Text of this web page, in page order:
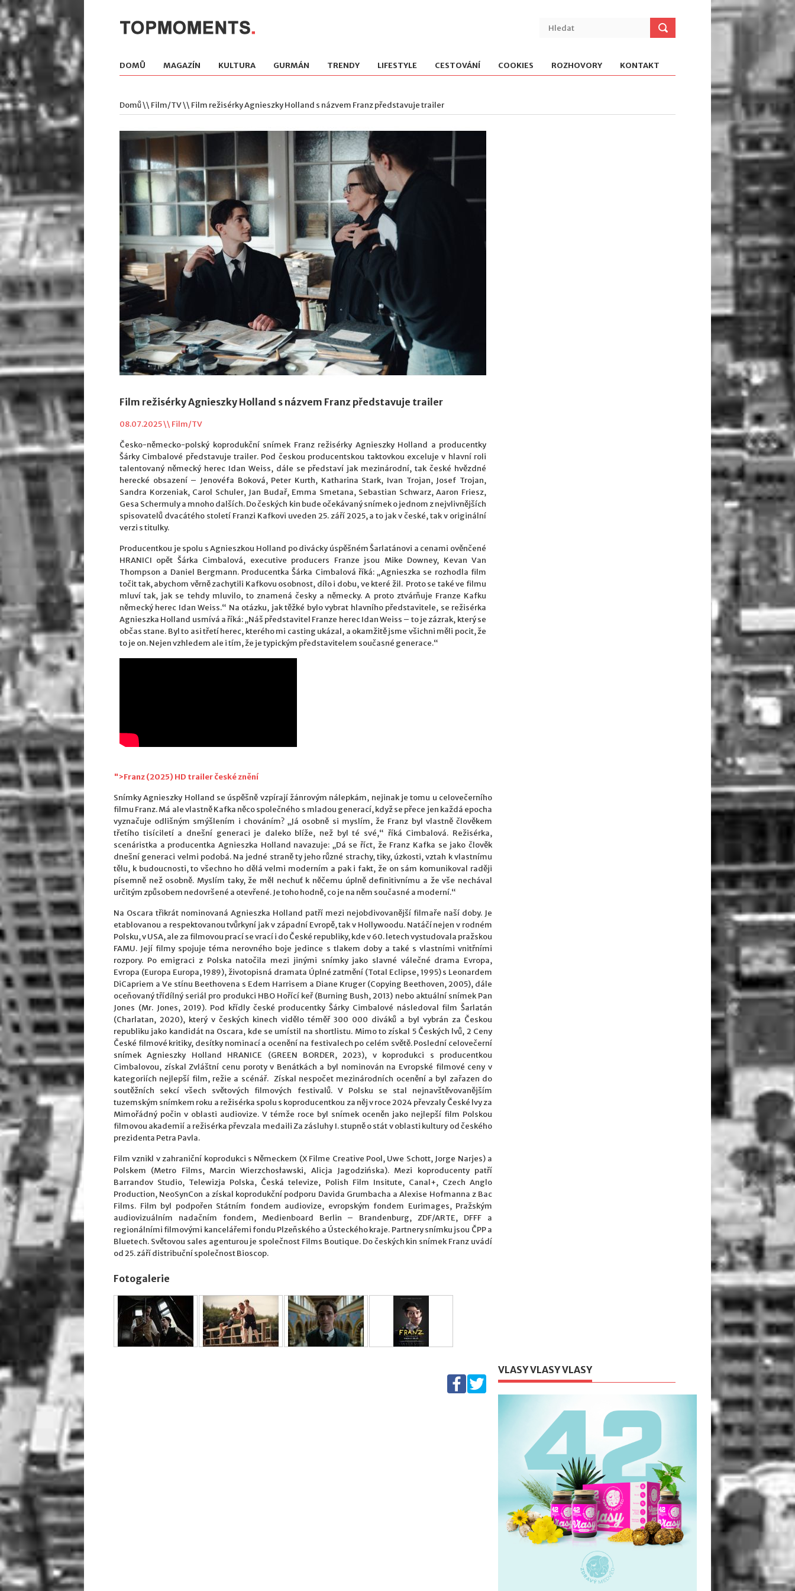
DOMŮ MAGAZÍN KULTURA GURMÁN TRENDY LIFESTYLE CESTOVÁNÍ COOKIES ROZHOVORY KONTAKT
Domů\\ Film/TV\\ Film režisérky Agnieszky Holland s názvem Franz představuje trailer
Film režisérky Agnieszky Holland s názvem Franz představuje trailer
08.07.2025 \\ Film/TV
Česko-německo-polský koprodukční snímek Franz režisérky Agnieszky Holland a producentky
Šárky Cimbalové představuje trailer. Pod českou producentskou taktovkou exceluje v hlavní roli
talentovaný německý herec Idan Weiss, dále se představí jak mezinárodní, tak české hvězdné
herecké obsazení – Jenovéfa Boková, Peter Kurth, Katharina Stark, Ivan Trojan, Josef Trojan,
Sandra Korzeniak, Carol Schuler, Jan Budař, Emma Smetana, Sebastian Schwarz, Aaron Friesz,
Gesa Schermuly a mnoho dalších. Do českých kin bude očekávaný snímek o jednom z nejvlivnějších
spisovatelů dvacátého století Franzi Kafkovi uveden 25. září 2025, a to jak v české, tak v originální
verzi s titulky.
Producentkou je spolu s Agnieszkou Holland po divácky úspěšném Šarlatánovi a cenami ověnčené
HRANICI opět Šárka Cimbalová, executive producers Franze jsou Mike Downey, Kevan Van
Thompson a Daniel Bergmann. Producentka Šárka Cimbalová říká: „Agnieszka se rozhodla film
točit tak, abychom věrně zachytili Kafkovu osobnost, dílo i dobu, ve které žil. Proto se také ve filmu
mluví tak, jak se tehdy mluvilo, to znamená česky a německy. A proto ztvárňuje Franze Kafku
německý herec Idan Weiss.“ Na otázku, jak těžké bylo vybrat hlavního představitele, se režisérka
Agnieszka Holland usmívá a říká: „Náš představitel Franze herec Idan Weiss – to je zázrak, který se
občas stane. Byl to asi třetí herec, kterého mi casting ukázal, a okamžitě jsme všichni měli pocit, že
to je on. Nejen vzhledem ale i tím, že je typickým představitelem současné generace.“
">Franz (2025) HD trailer české znění
Snímky Agnieszky Holland se úspěšně vzpírají žánrovým nálepkám, nejinak je tomu u celovečerního
filmu Franz. Má ale vlastně Kafka něco společného s mladou generací, když se přece jen každá epocha
vyznačuje odlišným smýšlením i chováním? „Já osobně si myslím, že Franz byl vlastně člověkem
třetího tisíciletí a dnešní generaci je daleko blíže, než byl té své,“ říká Cimbalová. Režisérka,
scenáristka a producentka Agnieszka Holland navazuje: „Dá se říct, že Franz Kafka se jako člověk
dnešní generaci velmi podobá. Na jedné straně ty jeho různé strachy, tiky, úzkosti, vztah k vlastnímu
tělu, k budoucnosti, to všechno ho dělá velmi moderním a pak i fakt, že on sám komunikoval raději
písemně než osobně. Myslím taky, že měl nechuť k něčemu úplně definitivnímu a že vše nechával
určitým způsobem nedovršené a otevřené. Je toho hodně, co je na něm současné a moderní.“
Na Oscara třikrát nominovaná Agnieszka Holland patří mezi nejobdivovanější filmaře naší doby. Je
etablovanou a respektovanou tvůrkyní jak v západní Evropě, tak v Hollywoodu. Natáčí nejen v rodném
Polsku, v USA, ale za filmovou prací se vrací i do České republiky, kde v 60. letech vystudovala pražskou
FAMU. Její filmy spojuje téma nerovného boje jedince s tlakem doby a také s vlastními vnitřními
rozpory. Po emigraci z Polska natočila mezi jinými snímky jako slavné válečné drama Evropa,
Evropa (Europa Europa, 1989), životopisná dramata Úplné zatmění (Total Eclipse, 1995) s Leonardem
DiCapriem a Ve stínu Beethovena s Edem Harrisem a Diane Kruger (Copying Beethoven, 2005), dále
oceňovaný třídílný seriál pro produkci HBO Hořící keř (Burning Bush, 2013) nebo aktuální snímek Pan
Jones (Mr. Jones, 2019). Pod křídly české producentky Šárky Cimbalové následoval film Šarlatán
(Charlatan, 2020), který v českých kinech vidělo téměř 300 000 diváků a byl vybrán za Českou
republiku jako kandidát na Oscara, kde se umístil na shortlistu. Mimo to získal 5 Českých lvů, 2 Ceny
České filmové kritiky, desítky nominací a ocenění na festivalech po celém světě. Poslední celovečerní
snímek Agnieszky Holland HRANICE (GREEN BORDER, 2023), v koprodukci s producentkou
Cimbalovou, získal Zvláštní cenu poroty v Benátkách a byl nominován na Evropské filmové ceny v
kategoriích nejlepší film, režie a scénář. Získal nespočet mezinárodních ocenění a byl zařazen do
soutěžních sekcí všech světových filmových festivalů. V Polsku se stal nejnavštěvovanějším
tuzemským snímkem roku a režisérka spolu s koproducentkou za něj v roce 2024 převzaly České lvy za
Mimořádný počin v oblasti audiovize. V témže roce byl snímek oceněn jako nejlepší film Polskou
filmovou akademií a režisérka převzala medaili Za zásluhy I. stupně o stát v oblasti kultury od českého
prezidenta Petra Pavla.
Film vznikl v zahraniční koprodukci s Německem (X Filme Creative Pool, Uwe Schott, Jorge Narjes) a
Polskem (Metro Films, Marcin Wierzchosławski, Alicja Jagodzińska). Mezi koproducenty patří
Barrandov Studio, Telewizja Polska, Česká televize, Polish Film Insitute, Canal+, Czech Anglo
Production, NeoSynCon a získal koprodukční podporu Davida Grumbacha a Alexise Hofmanna z Bac
Films. Film byl podpořen Státním fondem audiovize, evropským fondem Eurimages, Pražským
audiovizuálním nadačním fondem, Medienboard Berlin – Brandenburg, ZDF/ARTE, DFFF a
regionálními filmovými kancelářemi fondu Plzeňského a Ústeckého kraje. Partnery snímku jsou ČPP a
Bluetech. Světovou sales agenturou je společnost Films Boutique. Do českých kin snímek Franz uvádí
od 25. září distribuční společnost Bioscop.
Fotogalerie
VLASY VLASY VLASY